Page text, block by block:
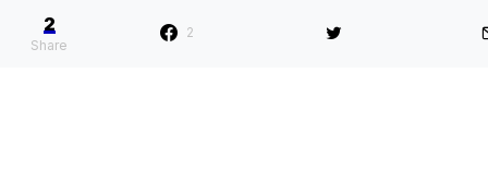
se dio y el nórdico terminó firmando con Škoda
Motorsport para tripular un Fabia de Toksport-WRT,
2
Share
2